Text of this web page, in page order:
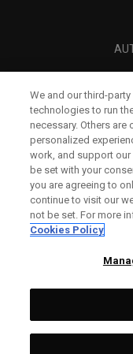
We and our third-
technologies to run
necessary. Others
personalized
work, and support
be set with your
you are agreeing to
continue to visit our
not be set. For more
Cookies Policy